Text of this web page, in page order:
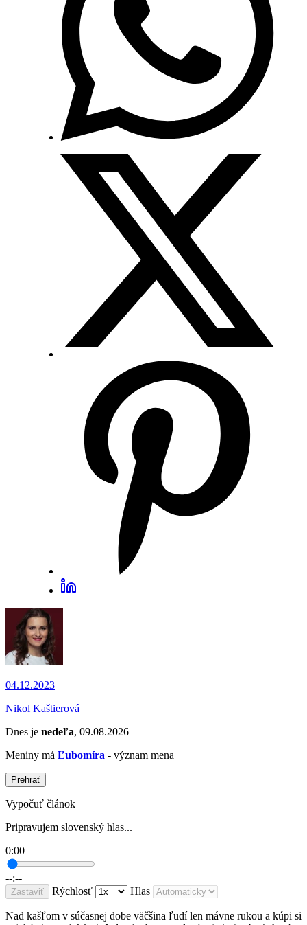
04.12.2023
Nikol Kaštierová
Dnes je nedeľa, 09.08.2026
Meniny má Ľubomíra - význam mena
Prehrať
Vypočuť článok
Pripravujem slovenský hlas...
0:00
--:--
Zastaviť Rýchlosť Hlas
Nad kašľom v súčasnej dobe väčšina ľudí len mávne rukou a kúpi si